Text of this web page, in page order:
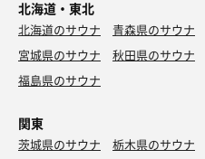
北海道・東北
北海道のサウナ 青森県のサウナ
宮城県のサウナ
秋田県のサウナ
福島県のサウナ
関東
茨城県のサウナ 栃木県のサウナ